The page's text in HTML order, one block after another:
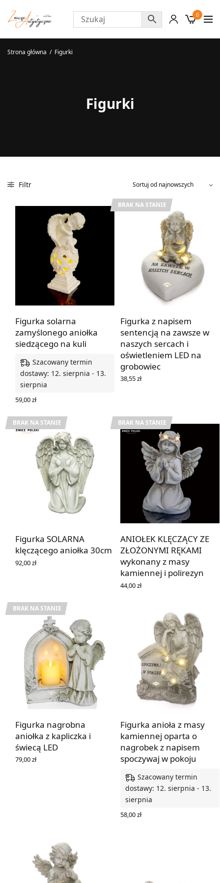
0
Strona główna / Figurki
Figurki
Filtr
Figurka solarna
zamyślonego aniołka
siedzącego na kuli
Szacowany termin
dostawy: 12. sierpnia - 13.
sierpnia
59,00zł
BRAK NA STANIE
Figurka z napisem
sentencją na zawsze w
naszych sercach i
oświetleniem LED na
grobowiec
38,55zł
BRAK NA STANIE
Figurka SOLARNA
klęczącego aniołka 30cm
92,00zł
BRAK NA STANIE
ANIOŁEK KLĘCZĄCY ZE
ZŁOŻONYMI RĘKAMI
wykonany z masy
kamiennej i polirezyn
44,00zł
BRAK NA STANIE
Figurka nagrobna
aniołka z kapliczka i
świecą LED
79,00zł
Figurka anioła z masy
kamiennej oparta o
nagrobek z napisem
spoczywaj w pokoju
Szacowany termin
dostawy: 12. sierpnia - 13.
sierpnia
58,00zł